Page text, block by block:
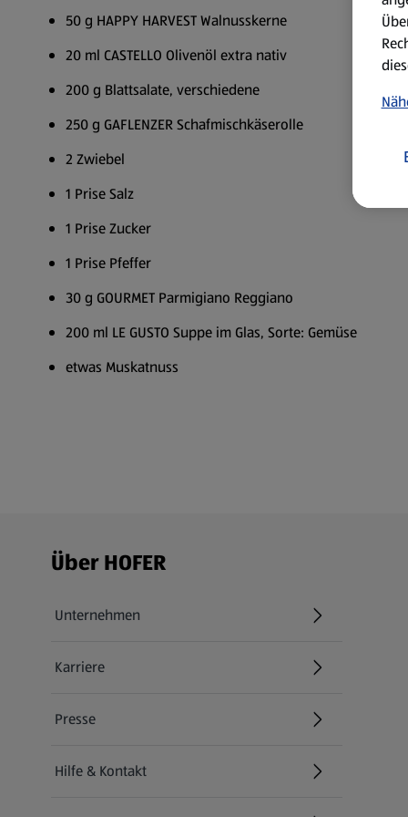
50 g HAPPY HARVEST Walnusskerne
20 ml CASTELLO Olivenöl extra nativ
200 g Blattsalate, verschiedene
250 g GAFLENZER Schafmischkäserolle
2 Zwiebel
1 Prise Salz
1 Prise Zucker
1 Prise Pfeffer
30 g GOURMET Parmigiano Reggiano
200 ml LE GUSTO Suppe im Glas, Sorte: Gemüse
etwas Muskatnuss
Fußzeilenmenü - weitere Links
Über HOFER
Unternehmen
Karriere
(öffnet in einem neuen Tab)
Presse
Hilfe & Kontakt
(öffnet in einem neuen Tab)